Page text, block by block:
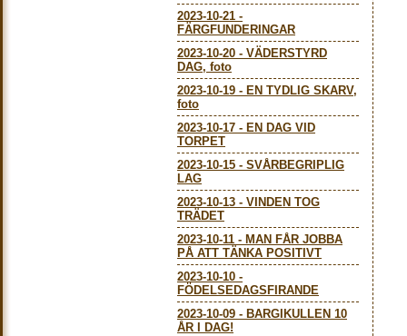
2023-10-21 -
FÄRGFUNDERINGAR
2023-10-20 - VÄDERSTYRD
DAG, foto
2023-10-19 - EN TYDLIG SKARV,
foto
2023-10-17 - EN DAG VID
TORPET
2023-10-15 - SVÅRBEGRIPLIG
LAG
2023-10-13 - VINDEN TOG
TRÄDET
2023-10-11 - MAN FÅR JOBBA
PÅ ATT TÄNKA POSITIVT
2023-10-10 -
FÖDELSEDAGSFIRANDE
2023-10-09 - BARGIKULLEN 10
ÅR I DAG!